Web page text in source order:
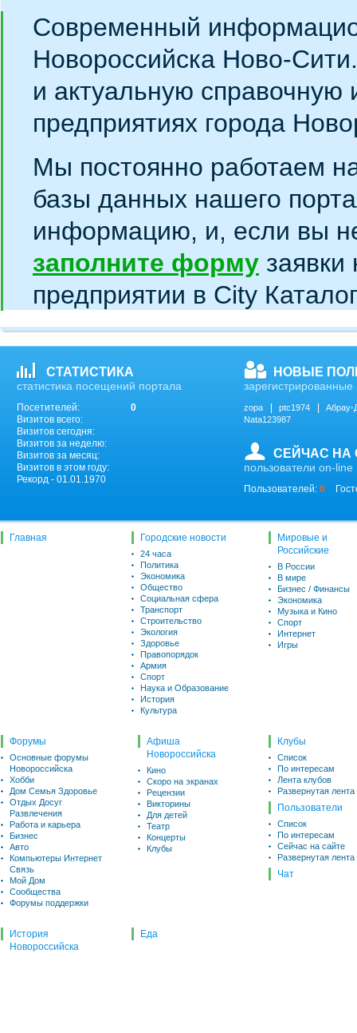
Современный
Новороссийска Ново-
и актуальную
предприятиях города
Мы постоянно работаем
базы данных нашего
информацию, и, если вы
заполните форму
предприятии в City
СТАТИСТИКА
статистика посещений портала
Посетителей:
0
Визитов всего:
Визитов сегодня:
Визитов за неделю:
Визитов за месяц:
Визитов в этом году:
Рекорд - 01.01.1970
НОВЫЕ
зарегистрированные
zopa ptc1974
Абрау-
Nata123987
СЕЙЧАС НА
пользователи on-line
Пользователей: 0
Главная Городские новости
24 часа
Политика
Экономика
Общество
Социальная сфера
Транспорт
Строительство
Экология
Здоровье
Правопорядок
Армия
Спорт
Наука и Образование
История
Культура
Мировые и
Российские
В России
В мире
Бизнес / Финансы
Экономика
Музыка и Кино
Спорт
Интернет
Игры
Форумы
Основные форумы
Новороссийска
Хобби
Дом Семья Здоровье
Отдых Досуг
Развлечения
Работа и карьера
Бизнес
Авто
Компьютеры Интернет
Связь
Мой Дом
Сообщества
Форумы поддержки
Афиша
Новороссийска
Кино
Скоро на экранах
Рецензии
Викторины
Для детей
Театр
Концерты
Клубы
Клубы
Список
По интересам
Лента клубов
Развернутая лента
Пользователи
Список
По интересам
Сейчас на сайте
Развернутая лента
Чат
История
Новороссийска
Еда